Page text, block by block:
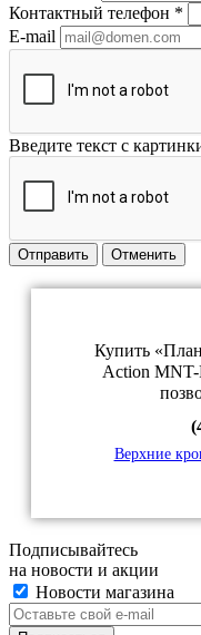
Контактный телефон *
E-mail
Введите текст с
Отправить Отменить
Купить
Action
Верхние
Подписывайтесь
на новости и акции
Новости магазина